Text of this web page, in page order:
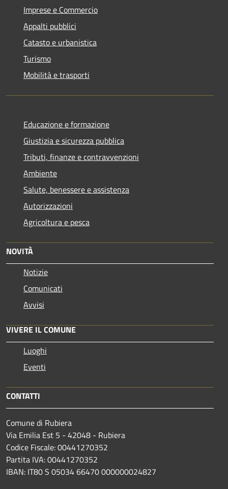
Imprese e Commercio
Appalti pubblici
Catasto e urbanistica
Turismo
Mobilità e trasporti
Educazione e formazione
Giustizia e sicurezza pubblica
Tributi, finanze e contravvenzioni
Ambiente
Salute, benessere e assistenza
Autorizzazioni
Agricoltura e pesca
NOVITÀ
Notizie
Comunicati
Avvisi
VIVERE IL COMUNE
Luoghi
Eventi
CONTATTI
Comune di Rubiera
Via Emilia Est 5 - 42048 - Rubiera
Codice Fiscale: 00441270352
Partita IVA: 00441270352
IBAN: IT80 S 05034 66470 000000024827